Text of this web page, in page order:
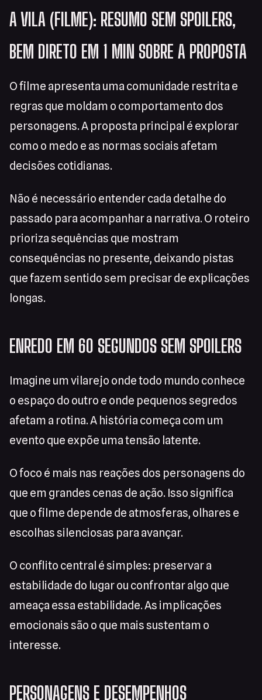
A VILA (FILME): RESUMO SEM SPOILERS,
BEM DIRETO EM 1 MIN SOBRE A PROPOSTA
O filme apresenta uma comunidade restrita e
regras que moldam o comportamento dos
personagens. A proposta principal é explorar
como o medo e as normas sociais afetam
decisões cotidianas.
Não é necessário entender cada detalhe do
passado para acompanhar a narrativa. O roteiro
prioriza sequências que mostram
consequências no presente, deixando pistas
que fazem sentido sem precisar de explicações
longas.
ENREDO EM 60 SEGUNDOS SEM SPOILERS
Imagine um vilarejo onde todo mundo conhece
o espaço do outro e onde pequenos segredos
afetam a rotina. A história começa com um
evento que expõe uma tensão latente.
O foco é mais nas reações dos personagens do
que em grandes cenas de ação. Isso significa
que o filme depende de atmosferas, olhares e
escolhas silenciosas para avançar.
O conflito central é simples: preservar a
estabilidade do lugar ou confrontar algo que
ameaça essa estabilidade. As implicações
emocionais são o que mais sustentam o
interesse.
PERSONAGENS E DESEMPENHOS